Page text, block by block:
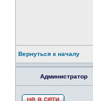
Вернуться к началу
Администратор